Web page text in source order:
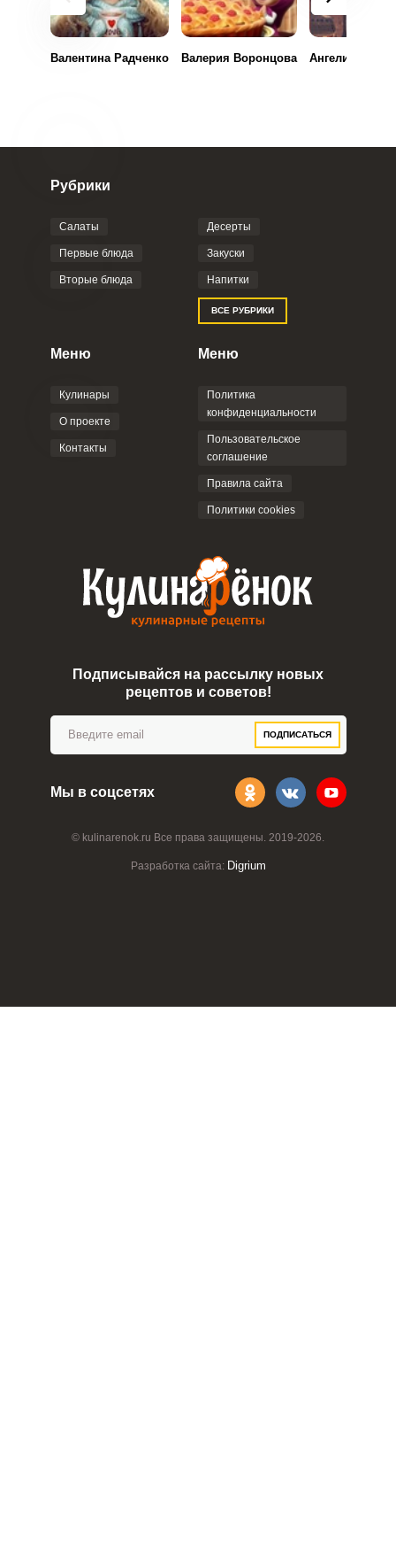
Валентина Радченко Валерия Воронцова Ангелина
© kulinarenok.ru Все права защищены. 2019-2026.
Разработка сайта: Digrium
Рубрики
Салаты
Первые блюда
Вторые блюда
Десерты
Закуски
Напитки
ВСЕ РУБРИКИ
Меню
Кулинары
О проекте
Контакты
Меню
Политика
конфиденциальности
Пользовательское
соглашение
Правила сайта
Политики cookies
Подписывайся на рассылку новых
рецептов и советов!
ПОДПИСАТЬСЯ
Мы в соцсетях